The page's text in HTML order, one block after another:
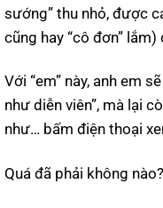
sướng” thu nhỏ, được
cũng hay “cô đơn”
Với “em” này, anh em
như diễn viên”, mà lại
như… bấm điện thoại
Quá đã phải không nào?